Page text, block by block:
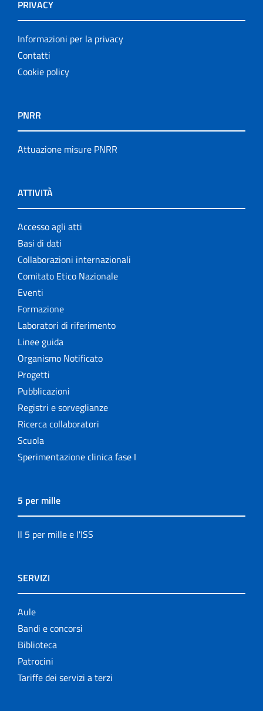
PRIVACY
Informazioni per la privacy
Contatti
Cookie policy
PNRR
Attuazione misure PNRR
ATTIVITÀ
Accesso agli atti
Basi di dati
Collaborazioni internazionali
Comitato Etico Nazionale
Eventi
Formazione
Laboratori di riferimento
Linee guida
Organismo Notificato
Progetti
Pubblicazioni
Registri e sorveglianze
Ricerca collaboratori
Scuola
Sperimentazione clinica fase I
5 per mille
Il 5 per mille e l'ISS
SERVIZI
Aule
Bandi e concorsi
Biblioteca
Patrocini
Tariffe dei servizi a terzi